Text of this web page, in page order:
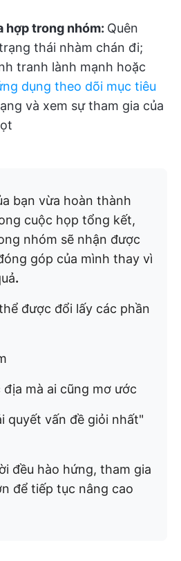
hợp trong nhóm: Quên
thái nhàm chán đi;
tranh lành mạnh hoặc
dụng theo dõi mục tiêu
và xem sự tham gia của
bạn vừa hoàn thành
cuộc họp tổng kết,
nhóm sẽ nhận được
góp của mình thay vì
.
được đổi lấy các phần
mà ai cũng mơ ước
quyết vấn đề giỏi nhất"
đều hào hứng, tham gia
để tiếp tục nâng cao